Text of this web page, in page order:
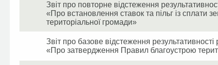
Звіт про повторне відстеження
«Про встановлення ставок та пільг із сплати
територіальної громади»
Звіт про базове відстеження
«Про затвердження Правил благоустрою